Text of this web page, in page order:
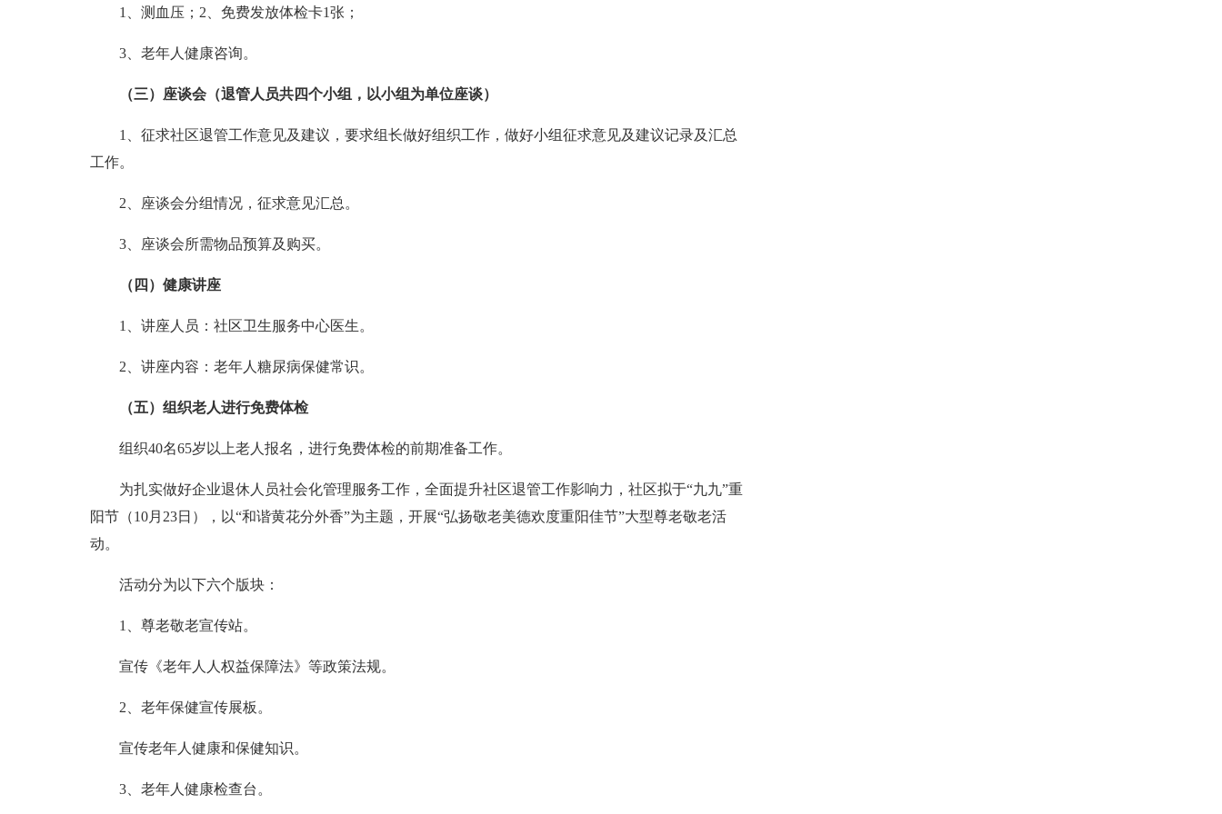
1、测血压；2、免费发放体检卡1张；
3、老年人健康咨询。
（三）座谈会（退管人员共四个小组，以小组为单位座谈）
1、征求社区退管工作意见及建议，要求组长做好组织工作，做好小组征求意见及建议记录及汇总
工作。
2、座谈会分组情况，征求意见汇总。
3、座谈会所需物品预算及购买。
（四）健康讲座
1、讲座人员：社区卫生服务中心医生。
2、讲座内容：老年人糖尿病保健常识。
（五）组织老人进行免费体检
组织40名65岁以上老人报名，进行免费体检的前期准备工作。
为扎实做好企业退休人员社会化管理服务工作，全面提升社区退管工作影响力，社区拟于“九九”重
阳节（10月23日），以“和谐黄花分外香”为主题，开展“弘扬敬老美德欢度重阳佳节”大型尊老敬老活
动。
活动分为以下六个版块：
1、尊老敬老宣传站。
宣传《老年人人权益保障法》等政策法规。
2、老年保健宣传展板。
宣传老年人健康和保健知识。
3、老年人健康检查台。